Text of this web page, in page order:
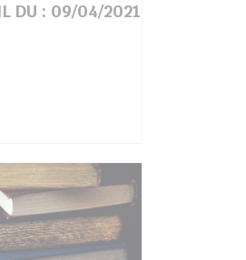
DU : 09/04/2021